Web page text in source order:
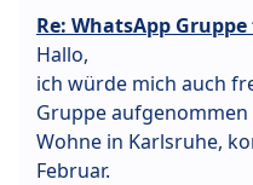
Re: WhatsApp
Hallo,
ich würde mich auch
Gruppe
Wohne in Karlsruhe,
Februar.